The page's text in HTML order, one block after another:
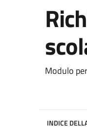
Dettaglio
Modulo
INDICE